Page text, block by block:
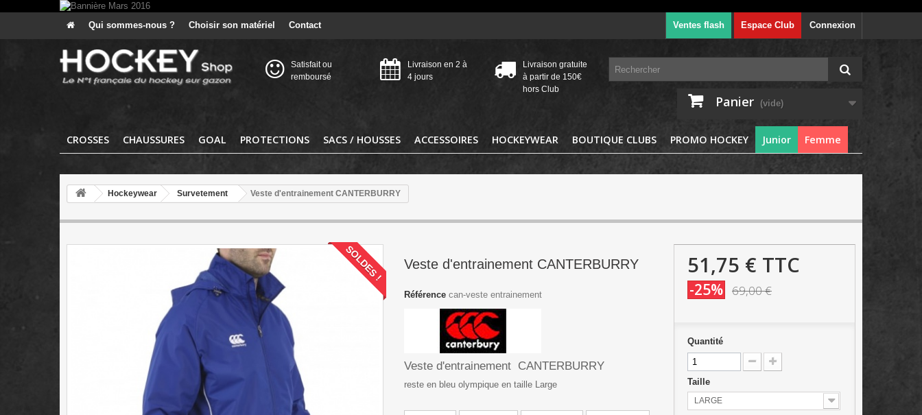
Qui sommes-nous ? Choisir son matériel Contact Ventes flash Espace Club Connexion
Satisfait ou
remboursé
Livraison en 2 à
4 jours
Livraison gratuite
à partir de 150€
hors Club
Panier (vide)
CROSSES CHAUSSURES GOAL PROTECTIONS SACS / HOUSSES ACCESSOIRES HOCKEYWEAR BOUTIQUE CLUBS PROMO HOCKEY Junior Femme
Hockeywear Survetement Veste d'entrainement CANTERBURRY
SOLDES ! Veste d'entrainement CANTERBURRY
Référence can-veste entrainement
Veste d'entrainement CANTERBURRY
reste en bleu olympique en taille Large
51,75 € TTC
-25% 69,00 €
Quantité
Taille
LARGE